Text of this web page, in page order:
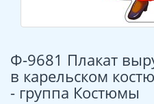
Ф-9681 Плакат
в карельском
- группа Костюмы